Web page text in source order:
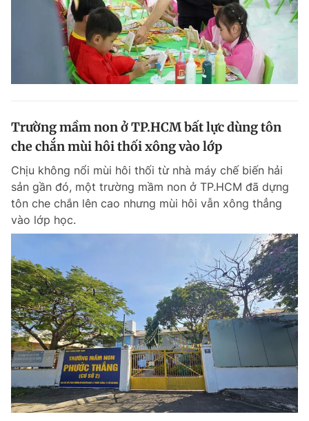
Trường mầm non ở TP.HCM bất lực dùng tôn
che chắn mùi hôi thối xông vào lớp
Chịu không nổi mùi hôi thối từ nhà máy chế biến hải
sản gần đó, một trường mầm non ở TP.HCM đã dựng
tôn che chắn lên cao nhưng mùi hôi vẫn xông thẳng
vào lớp học.